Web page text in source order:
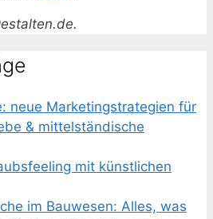
neue Marketingstrategien für
& mittelständische
mit künstlichen
im Bauwesen: Alles, was